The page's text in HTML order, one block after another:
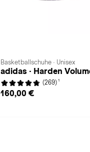
Basketballschuhe · Unisex
adidas · Harden
(269) 1
160,00 €